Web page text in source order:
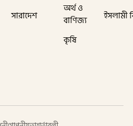
সারাদেশ
অর্থ ও
বাণিজ্য
কৃষি
ইসলামী